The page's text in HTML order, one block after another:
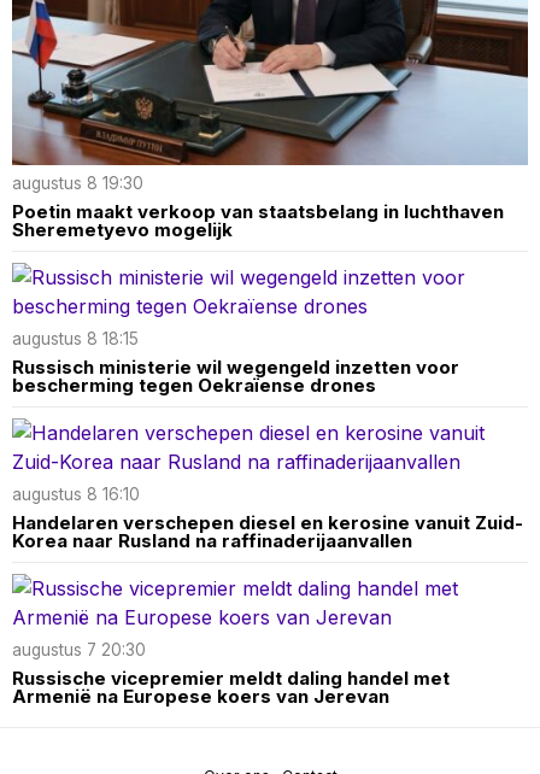
augustus 8 19:30
Poetin maakt verkoop van staatsbelang in luchthaven
Sheremetyevo mogelijk
augustus 8 18:15
Russisch ministerie wil wegengeld inzetten voor
bescherming tegen Oekraïense drones
augustus 8 16:10
Handelaren verschepen diesel en kerosine vanuit Zuid-
Korea naar Rusland na raffinaderijaanvallen
augustus 7 20:30
Russische vicepremier meldt daling handel met
Armenië na Europese koers van Jerevan